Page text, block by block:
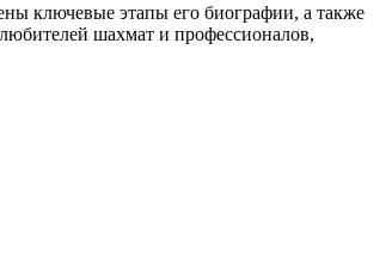
ключевые этапы его биографии, а также
шахмат и профессионалов,